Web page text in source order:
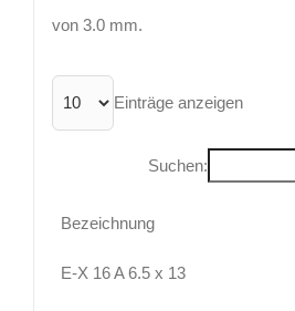
von 3.0 mm.
Einträge anzeigen
Suchen:
Bezeichnung
E-X 16 A 6.5 x 13